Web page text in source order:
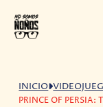
INICIO
PRINCE OF PERSIA: